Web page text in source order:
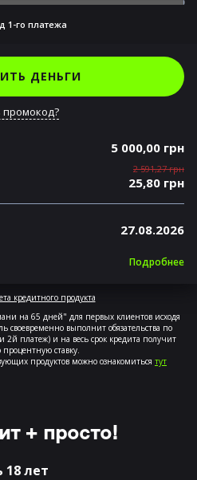
1-го платежа
ДЕНЬГИ
промокод?
5 000,00 грн
2 591,27 грн
25,80 грн
27.08.2026
Подробнее
кредитного продукта
на 65 дней" для первых клиентов исходя
своевременно выполнит обязательства по
2й платеж) и на весь срок кредита получит
ставку.
продуктов можно ознакомиться тут
+ просто!
18 лет